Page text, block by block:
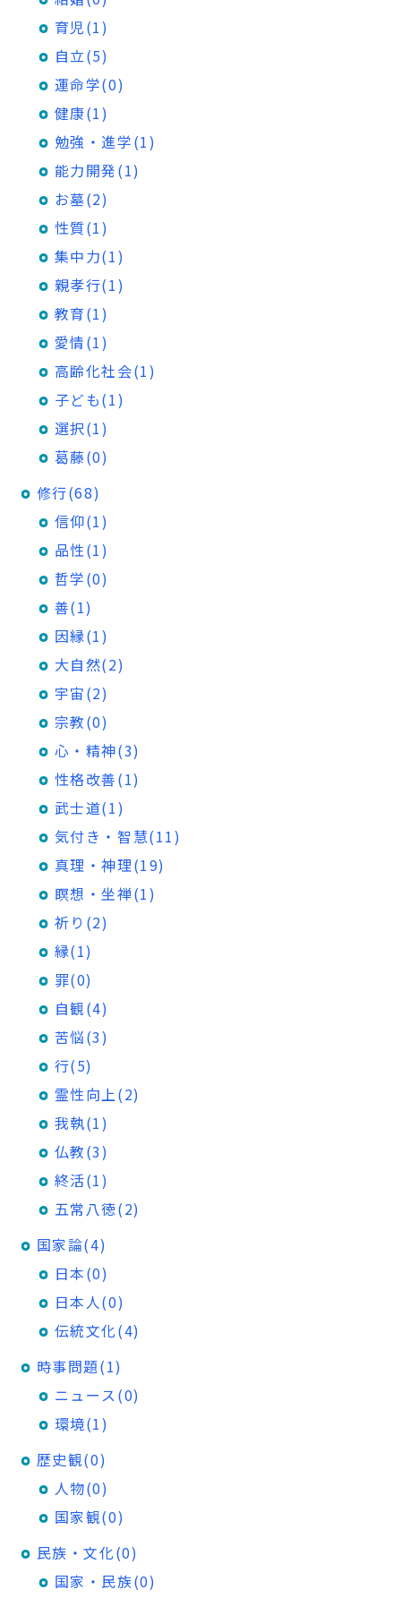
育児(1)
自立(5)
運命学(0)
健康(1)
勉強・進学(1)
能力開発(1)
お墓(2)
性質(1)
集中力(1)
親孝行(1)
教育(1)
愛情(1)
高齢化社会(1)
子ども(1)
選択(1)
葛藤(0)
修行(68)
信仰(1)
品性(1)
哲学(0)
善(1)
因縁(1)
大自然(2)
宇宙(2)
宗教(0)
心・精神(3)
性格改善(1)
武士道(1)
気付き・智慧(11)
真理・神理(19)
瞑想・坐禅(1)
祈り(2)
縁(1)
罪(0)
自観(4)
苦悩(3)
行(5)
霊性向上(2)
我執(1)
仏教(3)
終活(1)
五常八徳(2)
国家論(4)
日本(0)
日本人(0)
伝統文化(4)
時事問題(1)
ニュース(0)
環境(1)
歴史観(0)
人物(0)
国家観(0)
民族・文化(0)
国家・民族(0)